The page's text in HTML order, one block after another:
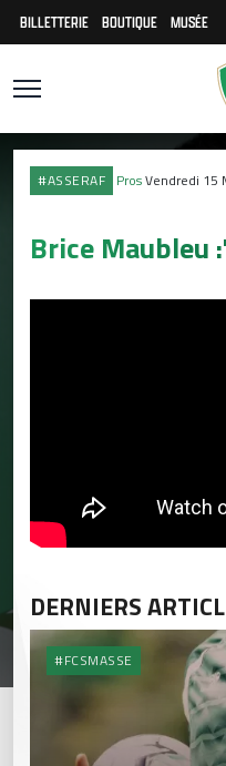
BILLETTERIE BOUTIQUE MUSÉE
#ASSERAF ProsVendredi 15
Brice
DERNIERS
#FCSMASSE